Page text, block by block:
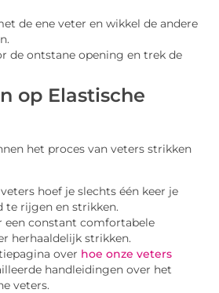
de ene veter en wikkel de andere
de ontstane opening en trek de
op Elastische
het proces van veters strikken
hoef je slechts één keer je
te rijgen en strikken.
een constant comfortabele
herhaaldelijk strikken.
over hoe onze veters
handleidingen over het
veters.